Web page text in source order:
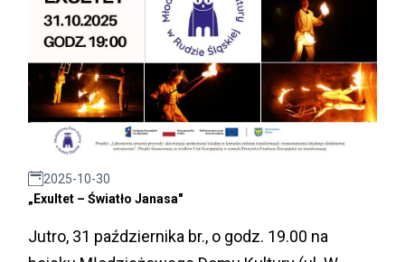
2025-10-30
„Exultet – Światło Janasa"
Jutro, 31 października br., o godz. 19.00 na